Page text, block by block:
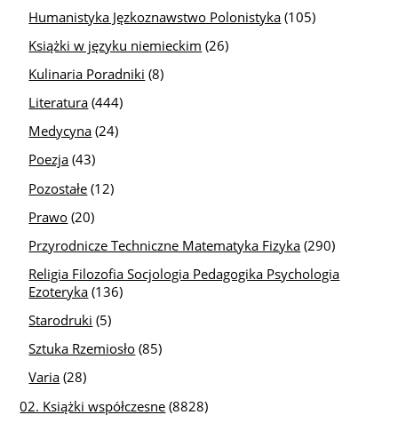
Humanistyka Jęzkoznawstwo Polonistyka (105)
Książki w języku niemieckim (26)
Kulinaria Poradniki (8)
Literatura (444)
Medycyna (24)
Poezja (43)
Pozostałe (12)
Prawo (20)
Przyrodnicze Techniczne Matematyka Fizyka (290)
Religia Filozofia Socjologia Pedagogika Psychologia
Ezoteryka (136)
Starodruki (5)
Sztuka Rzemiosło (85)
Varia (28)
02. Książki współczesne (8828)